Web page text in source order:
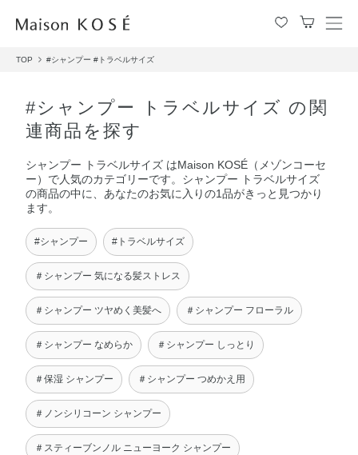
メ
TOP #シャンプー #トラベルサイズ
#シャンプー トラベルサイズ の関
連商品を探す
シャンプー トラベルサイズ はMaison KOSÉ（メゾンコーセ
ー）で人気のカテゴリーです。シャンプー トラベルサイズ
の商品の中に、あなたのお気に入りの1品がきっと見つかり
ます。
#シャンプー #トラベルサイズ
＃シャンプー 気になる髪ストレス
＃シャンプー ツヤめく美髪へ ＃シャンプー フローラル
＃シャンプー なめらか ＃シャンプー しっとり
＃保湿 シャンプー ＃シャンプー つめかえ用
＃ノンシリコーン シャンプー
＃スティーブンノル ニューヨーク シャンプー